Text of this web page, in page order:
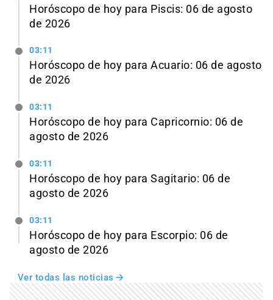
Horóscopo de hoy para Piscis: 06 de agosto
de 2026
03:11
Horóscopo de hoy para Acuario: 06 de agosto
de 2026
03:11
Horóscopo de hoy para Capricornio: 06 de
agosto de 2026
03:11
Horóscopo de hoy para Sagitario: 06 de
agosto de 2026
03:11
Horóscopo de hoy para Escorpio: 06 de
agosto de 2026
Ver todas las noticias